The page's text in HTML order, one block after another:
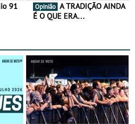
91 Opinião
É O QUE ERA…